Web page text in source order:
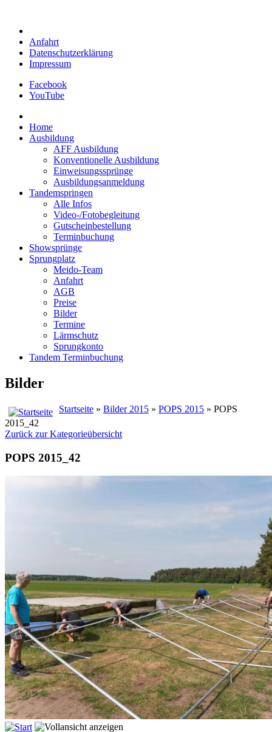
Anfahrt
Datenschutzerklärung
Impressum
Facebook
YouTube
Home
Ausbildung
AFF Ausbildung
Konventionelle Ausbildung
Einweisungssprünge
Ausbildungsanmeldung
Tandemspringen
Alle Infos
Video-/Fotobegleitung
Gutscheinbestellung
Terminbuchung
Showsprünge
Sprungplatz
Meido-Team
Anfahrt
AGB
Preise
Bilder
Termine
Lärmschutz
Sprungkonto
Tandem Terminbuchung
Bilder
Startseite » Bilder 2015 » POPS 2015 » POPS
2015_42
Zurück zur Kategorieübersicht
POPS 2015_42